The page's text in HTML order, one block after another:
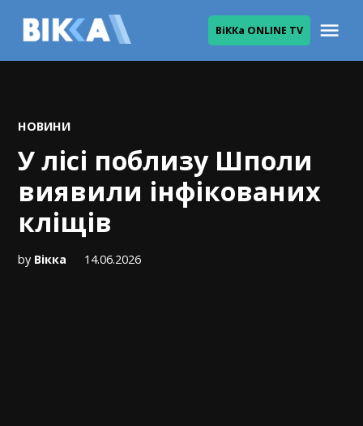
ВіККа ONLINE TV
POSTED
НОВИНИ
У лісі поблизу Шполи
виявили інфікованих
кліщів
by Вікка 14.06.2026